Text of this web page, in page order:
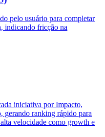
pelo usuário para completar
indicando fricção na
iniciativa por Impacto,
gerando ranking rápido para
velocidade como growth e